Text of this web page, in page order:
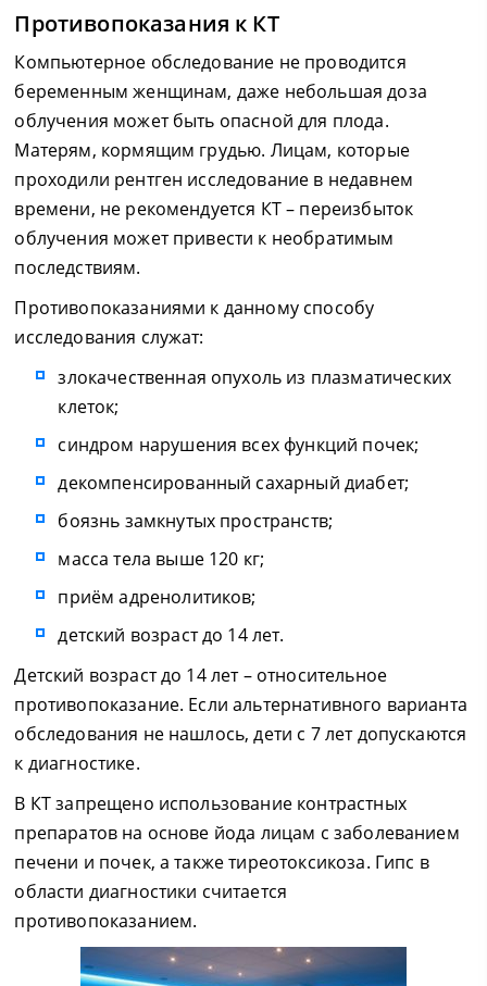
Противопоказания к КТ
Компьютерное обследование не проводится
беременным женщинам, даже небольшая доза
облучения может быть опасной для плода.
Матерям, кормящим грудью. Лицам, которые
проходили рентген исследование в недавнем
времени, не рекомендуется КТ – переизбыток
облучения может привести к необратимым
последствиям.
Противопоказаниями к данному способу
исследования служат:
злокачественная опухоль из плазматических
клеток;
синдром нарушения всех функций почек;
декомпенсированный сахарный диабет;
боязнь замкнутых пространств;
масса тела выше 120 кг;
приём адренолитиков;
детский возраст до 14 лет.
Детский возраст до 14 лет – относительное
противопоказание. Если альтернативного варианта
обследования не нашлось, дети с 7 лет допускаются
к диагностике.
В КТ запрещено использование контрастных
препаратов на основе йода лицам с заболеванием
печени и почек, а также тиреотоксикоза. Гипс в
области диагностики считается
противопоказанием.